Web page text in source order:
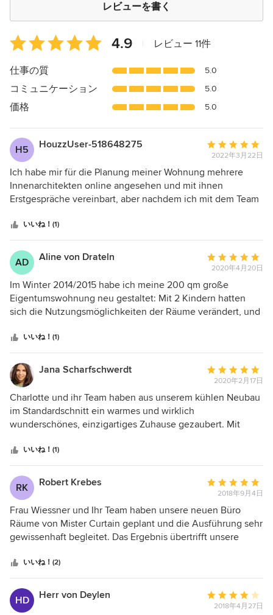
レビューを書く
平
均
評
5
つ
星
4.9
4.9 レビュー 11件
仕事の質 5.0
コミュニケーション 5.0
価格 5.0
H5 HouzzUser-518648275
平
均
評
価：
5
中
星
5
2022年3月22日
Ich habe mir für die Planung meiner Wohnung mehrere
Innenarchitekten online angesehen und mit ihnen
Erstgespräche vereinbart, aber nachdem ich mit dem Team
mehr hinzugehen, hier hat man gleich gespürt das Team
versteht wie ich mir meine Wohnung vorstelle. Besonders
gefreut hat mich mit wieviel Enthusiasmus und Herzblut
das ganze Team dabei war, man hat gemerkt, dass das
Projekt ihnen wichtig war und viele tolle Ideen kamen
zustande die am Anfang unmöglich umzusetzen schienen.
Der Ablauf war trotz Corona reibungslos, die
Kommunikation einfach, schnell wurde auf Anfragen
geantwortet. Meine Wohnung ist nun endlich fertig und ich
das ich mit einem guten Team zusammenarbeiten konnte.
Ich kann CARLO wirklich nur jedem empfehlen der auch
außergewöhnliche Ideen für seine Wohnung, sein Haus,
oder seinen Arbeitsplatz hat. Hier wird mit viel liebe zum
Detail gearbeitet. Die Handwerker waren verlässlich und
die Materialien sowie die Arbeiten von top Qualität.
いいね！(1)
AD Aline von Drateln
平
均
評
価：
5
中
星
5
2020年4月20日
Im Winter 2014/2015 habe ich meine 200 qm große
Eigentumswohnung neu gestaltet: Mit 2 Kindern hatten
sich die Nutzungsmöglichkeiten der Räume verändert, und
bringen. Ich hatte eine vage Idee wie das Resultat
aussehen sollte, war aber beruflich sehr eingespannt und
froh, als mir Charlotte Wiessner als unterstützende
Innenarchitektin empfohlen wurde. Tatsächlich war ihre
Hilfe eine große Entlastung: Sehr schnell bewies sie ein
Gespür für meinen Geschmack, machte unermüdlich
Vorschläge, bis die richtige Lampe und perfekte Tapete
gefunden war, regelte Termine und betreute die Baustelle.
Beim Umgang mit den Handwerkern beeindruckte mich vor
weiblichen Charme, mit der sie für Disziplin und gute
Stimmung gleichzeitig zu sorgen wusste.
いいね！(1)
Jana Scharfschwerdt
平
均
評
5
中
星
5
2020年2月17日
Charlotte und ihr Team haben aus unserem kühlen Neubau
im Standardschnitt ein warmes und wirklich
wunderschönes, einzigartiges Zuhause gezaubert. Mit
Farben und wunderschönen Einbauten ist die Einrichtung
aus einem Guss und wir leben jetzt in unserem
Traumeigenheim. Auch spontan und auf kurzem Wege ist
ihr Team erreichbar und sprudelt vor Gestaltungsideen. Das
kam unserem Alltag sehr entgegen. Ich bin immer wieder
überrascht auf welche ausgefallen Stücke Carlo stößt. Wir
sind sehr happy, dass wir uns auf die Ideenvielfalt
eingelassen haben und sind mit dem Ergebnis sehr
zufrieden. Wir hatten nur etwas Pech mit einem der
aber sehr gut abgefangen. Danke dafür!
いいね！(1)
RK Robert Krebes
平
評
価：
5
中
星
5
2018年9月4日
Frau Wiessner und Ihr Team haben unsere neuen Büro
Räume von Mister Curtain geplant und die Ausführung sehr
gewissenhaft begleitet. Das Ergebnis übertrifft unsere
sehr viel Freude mit den vielen Details und Farbgebungen.
vielen lieben Dank Charlotte
いいね！(2)
HD Herr von Deylen
平
均2018年4月27日